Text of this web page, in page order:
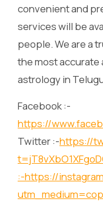
convenient and
services will be
people. We are a
the most
astrology in
Facebook :-
https://
Twitter :-https://
:-https://